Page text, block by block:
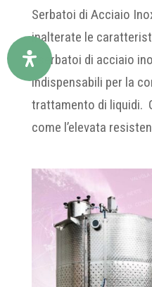
Serbatoi di Acciaio
inalterate le
I serbatoi di acciaio
indispensabili per la
trattamento di liquidi.
come l’elevata